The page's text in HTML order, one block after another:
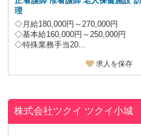
理
◇月給180,000円～270,000円
◇基本給160,000円～250,000円
◇特殊業務手当20...
求人を保存
株式会社ツクイ ツクイ小城